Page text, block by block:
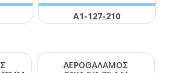
Α1-127-210
ΑΕΡΟΘΑΛΑΜΟΣ